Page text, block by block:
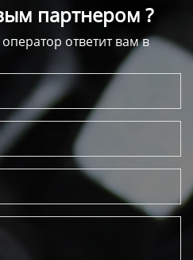
партнером ?
ответит вам в